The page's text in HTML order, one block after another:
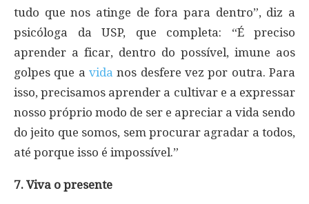
tudo que nos atinge de fora para dentro”, diz a
psicóloga da USP, que completa: “É preciso
aprender a ficar, dentro do possível, imune aos
golpes que a vida nos desfere vez por outra. Para
isso, precisamos aprender a cultivar e a expressar
nosso próprio modo de ser e apreciar a vida sendo
do jeito que somos, sem procurar agradar a todos,
até porque isso é impossível.”
7. Viva o presente